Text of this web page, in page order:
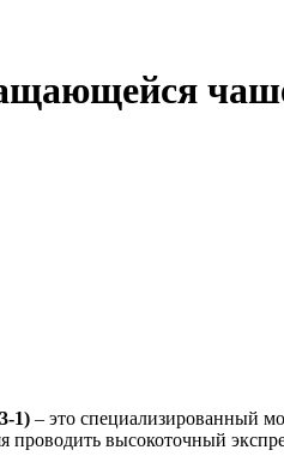
1) – это специализированный
проводить высокоточный